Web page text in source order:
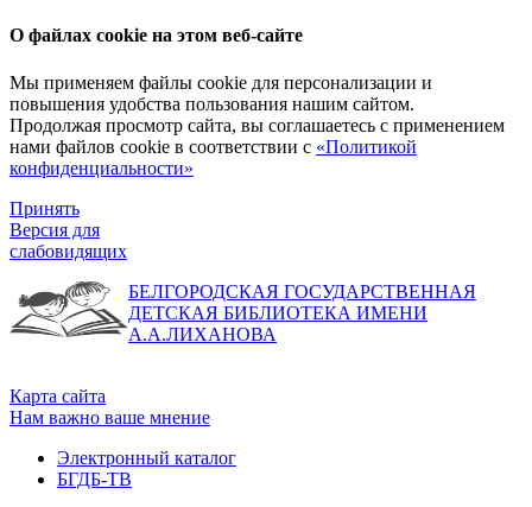
О файлах cookie на этом веб-сайте
Мы применяем файлы cookie для персонализации и
повышения удобства пользования нашим сайтом.
Продолжая просмотр сайта, вы соглашаетесь с применением
нами файлов cookie в соответствии с «Политикой
конфиденциальности»
Принять
Версия для
слабовидящих
БЕЛГОРОДСКАЯ ГОСУДАРСТВЕННАЯ
ДЕТСКАЯ БИБЛИОТЕКА ИМЕНИ
А.А.ЛИХАНОВА
Карта сайта
Нам важно ваше мнение
Электронный каталог
БГДБ-ТВ